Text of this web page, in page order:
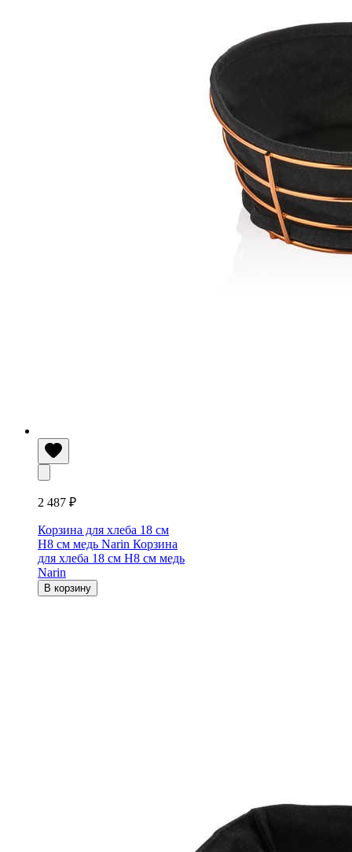
2 487 ₽
Корзина для хлеба 18 см
H8 см медь Narin Корзина
для хлеба 18 см H8 см медь
Narin
В корзину